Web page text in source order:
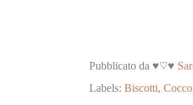
Pubblicato da ♥♡♥
Labels: Biscotti, Cocco